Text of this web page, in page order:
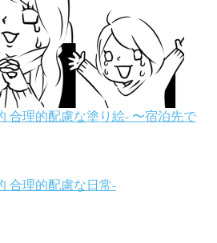
合理的配慮な塗り絵- 〜宿泊先で
合理的配慮な日常-